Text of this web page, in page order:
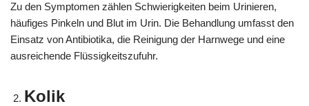
Zu den Symptomen zählen Schwierigkeiten beim Urinieren,
häufiges Pinkeln und Blut im Urin. Die Behandlung umfasst den
Einsatz von Antibiotika, die Reinigung der Harnwege und eine
ausreichende Flüssigkeitszufuhr.
Kolik